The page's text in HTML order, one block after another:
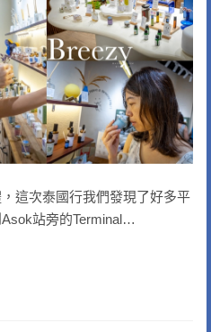
這次泰國行我們發現了好多平
站旁的Terminal…